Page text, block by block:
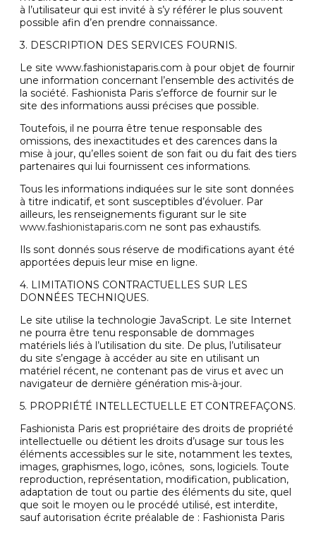
à l’utilisateur qui est invité à s’y référer le plus souvent
possible afin d’en prendre connaissance.
3. DESCRIPTION DES SERVICES FOURNIS.
Le site www.fashionistaparis.com à pour objet de fournir
une information concernant l’ensemble des activités de
la société. Fashionista Paris s’efforce de fournir sur le
site des informations aussi précises que possible.
Toutefois, il ne pourra être tenue responsable des
omissions, des inexactitudes et des carences dans la
mise à jour, qu’elles soient de son fait ou du fait des tiers
partenaires qui lui fournissent ces informations.
Tous les informations indiquées sur le site sont données
à titre indicatif, et sont susceptibles d’évoluer. Par
ailleurs, les renseignements figurant sur le site
www.fashionistaparis.com ne sont pas exhaustifs.
Ils sont donnés sous réserve de modifications ayant été
apportées depuis leur mise en ligne.
4. LIMITATIONS CONTRACTUELLES SUR LES
DONNÉES TECHNIQUES.
Le site utilise la technologie JavaScript. Le site Internet
ne pourra être tenu responsable de dommages
matériels liés à l’utilisation du site. De plus, l’utilisateur
du site s’engage à accéder au site en utilisant un
matériel récent, ne contenant pas de virus et avec un
navigateur de dernière génération mis-à-jour.
5. PROPRIÉTÉ INTELLECTUELLE ET CONTREFAÇONS.
Fashionista Paris est propriétaire des droits de propriété
intellectuelle ou détient les droits d’usage sur tous les
éléments accessibles sur le site, notamment les textes,
images, graphismes, logo, icônes, sons, logiciels. Toute
reproduction, représentation, modification, publication,
adaptation de tout ou partie des éléments du site, quel
que soit le moyen ou le procédé utilisé, est interdite,
sauf autorisation écrite préalable de : Fashionista Paris